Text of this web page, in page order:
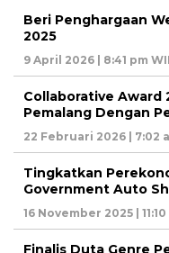
Beri Penghargaan
2025
9 April 2026 | 8:41 pm
Collaborative Award
Pemalang Dengan
22 Februari 2026 | 7:02
Tingkatkan
Government Auto
16 November 2025 |
Finalis Duta Genre